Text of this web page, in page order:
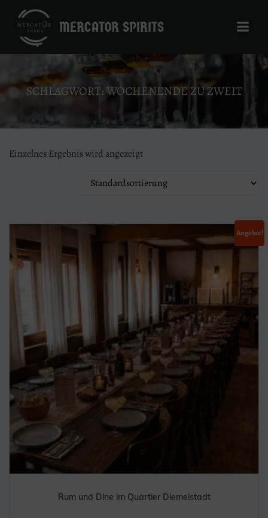
springen
MERCATOR SPIRITS
SCHLAGWORT: WOCHENENDE ZU ZWEIT
Einzelnes Ergebnis wird angezeigt
Angebot!
Rum und Dine im Quartier Diemelstadt